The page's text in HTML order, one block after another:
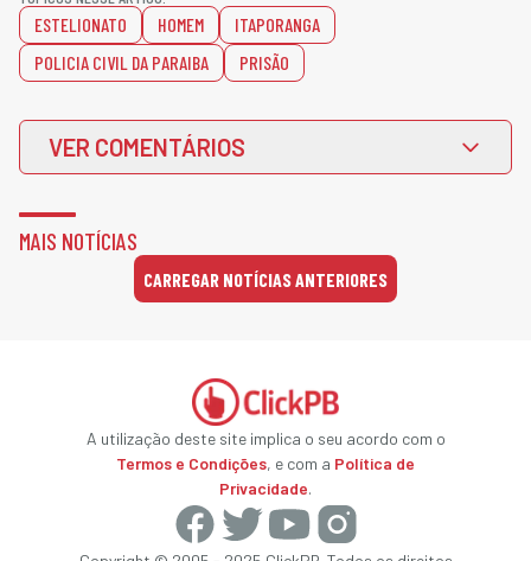
ESTELIONATO HOMEM
ITAPORANGA
POLICIA CIVIL DA PARAIBA
PRISÃO
VER COMENTÁRIOS
MAIS NOTÍCIAS
CARREGAR NOTÍCIAS ANTERIORES
A utilização deste site implica o seu acordo com o
Termos e Condições, e com a Política de
Privacidade.